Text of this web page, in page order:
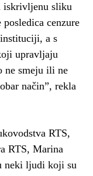
iskrivljenu sliku
cenzure
a s
upravljaju
ne smeju ili ne
način”, rekla
RTS,
RTS, Marina
neki ljudi koji su